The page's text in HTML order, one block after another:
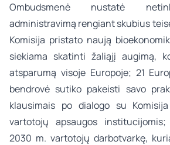
Ombudsmenė nustatė
administravimą rengiant skubius
Komisija pristato naują
siekiama skatinti žaliąjį augimą,
atsparumą visoje Europoje; 21
bendrovė sutiko pakeisti savo
klausimais po dialogo su
vartotojų apsaugos institucijomis;
2030 m. vartotojų darbotvarkę,